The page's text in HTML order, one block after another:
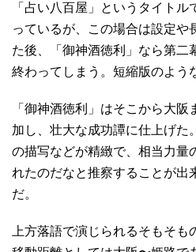
「占い八百屋」というタイト
っているが、この場合は設定や
た後、「御神酒徳利」なら第二
終わってしまう。短縮版のよう
「御神酒徳利」はそこから大
加し、壮大な成功譚に仕上げた
の描写などが精緻で、相当力量
れたのだなと推察することが出
だ。
上方落語で演じられるそもそも